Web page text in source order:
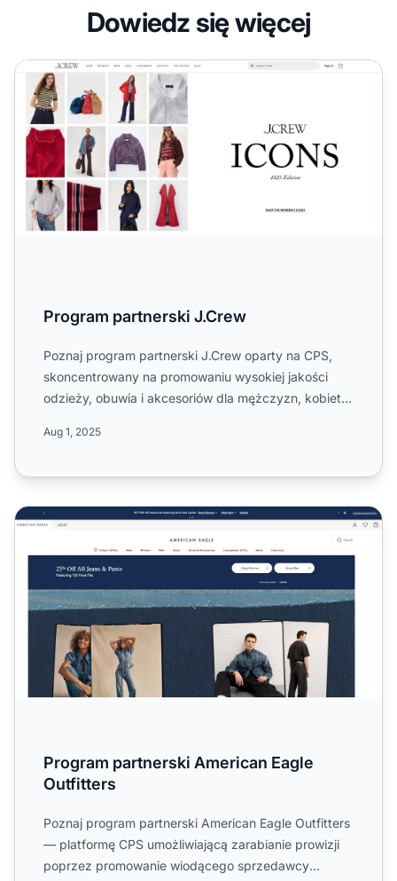
Dowiedz się więcej
Program partnerski J.Crew
Program partnerski J.Crew
Poznaj program partnerski J.Crew oparty na CPS,
skoncentrowany na promowaniu wysokiej jakości
odzieży, obuwia i akcesoriów dla mężczyzn, kobiet i
Aug 1, 2025
Program partnerski American Eagle Outfitters
Program partnerski American Eagle
Outfitters
Poznaj program partnerski American Eagle Outfitters
— platformę CPS umożliwiającą zarabianie prowizji
poprzez promowanie wiodącego sprzedawcy